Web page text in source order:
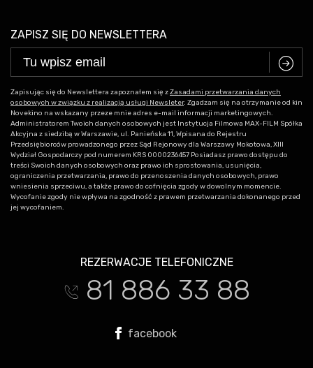
ZAPISZ SIĘ DO NEWSLETTERA
C
Zapisując się do Newslettera zapoznałem się zZasadami przetwarzania danych
osobowych w związku z realizacją usługi Newsleter. Zgadzam się na otrzymanie od kin
Novekino na wskazany przeze mnie adres e-mail informacji marketingowych.
Administratorem Twoich danych osobowych jest Instytucja Filmowa MAX-FILM Spółka
Akcyjna z siedzibą w Warszawie, ul. Panieńska 11, Wpisana do Rejestru
Przedsiębiorców prowadzonego przez Sąd Rejonowy dla Warszawy Mokotowa, XIII
Wydział Gospodarczy pod numerem KRS 0000236457 Posiadasz prawo dostępu do
treści Swoich danych osobowych oraz prawo ich sprostowania, usunięcia,
ograniczenia przetwarzania, prawo do przenoszenia danych osobowych, prawo
wniesienia sprzeciwu, a także prawo do cofnięcia zgody w dowolnym momencie.
Wycofanie zgody nie wpływa na zgodność z prawem przetwarzania dokonanego przed
jej wycofaniem.
REZERWACJE TELEFONICZNE
t 81 886 33 88
facebook